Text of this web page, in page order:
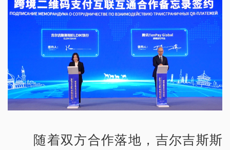
随着双方合作落地，吉尔吉斯斯